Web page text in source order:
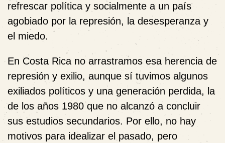
refrescar política y socialmente a un país
agobiado por la represión, la desesperanza y
el miedo.
En Costa Rica no arrastramos esa herencia de
represión y exilio, aunque sí tuvimos algunos
exiliados políticos y una generación perdida, la
de los años 1980 que no alcanzó a concluir
sus estudios secundarios. Por ello, no hay
motivos para idealizar el pasado, pero